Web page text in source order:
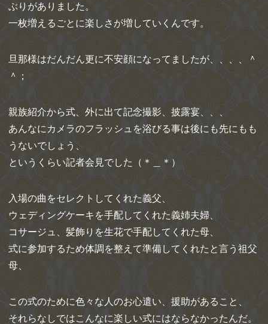
ぶりがありました。
一枚増えるごとに楽しさが増していくんです。
旦那様はだんだん更に不安顔になってましたが、、、、＾
＾；
親族紹介から式、外に出て記念撮影、披露宴、、、
あんなにカメラのフラッシュを浴びる事は後にも先にもも
うないでしょう、
というくらい記者会見でした（＊＿＊）
入場の曲をセレクトしてくれた義父、
ウェディングケーキを手配してくれた義姉夫婦、
コサージュ、髪飾りを生花で手配してくれた母、
式に参加するため体調を整えて準備してくれたと言う祖父
母、
この式のために色々な人のお心遣い、援助があること、
それらなしではこんなに楽しい式にはならなかったんだ。